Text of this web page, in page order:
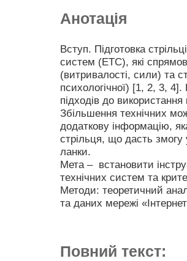
Анотація
Вступ. Підготовка
систем (ЕТС), які
(витривалості, сили) та
психологічної) [1, 2, 3,
підходів до використання
Збільшення технічних
додаткову інформацію,
стрільця, що дасть
ланки.
Мета – встановити
технічних систем та
Методи: теоретичний
та даних мережі
Повний текст: